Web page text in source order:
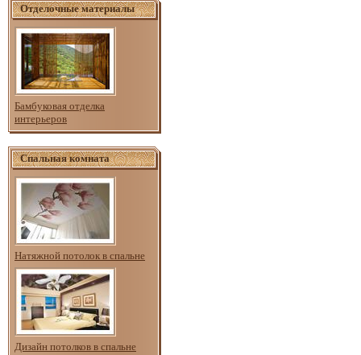
Отделочные материалы
Бамбуковая отделка
интерьеров
Спальная комната
Натяжной потолок в спальне
Дизайн потолков в спальне